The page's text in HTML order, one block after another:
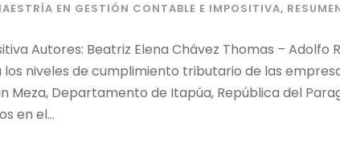
EN GESTIÓN CONTABLE E IMPOSITIVA,
Autores: Beatriz Elena Chávez Thomas –
niveles de cumplimiento tributario de las
Meza, Departamento de Itapúa, República del
en el...